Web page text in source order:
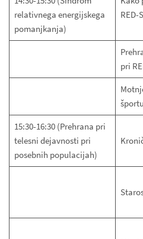
relativnega energijskega
pomanjkanja)
RED-S
pri
športu
15:30-16:30 (Prehrana pri
telesni dejavnosti pri
posebnih populacijah)